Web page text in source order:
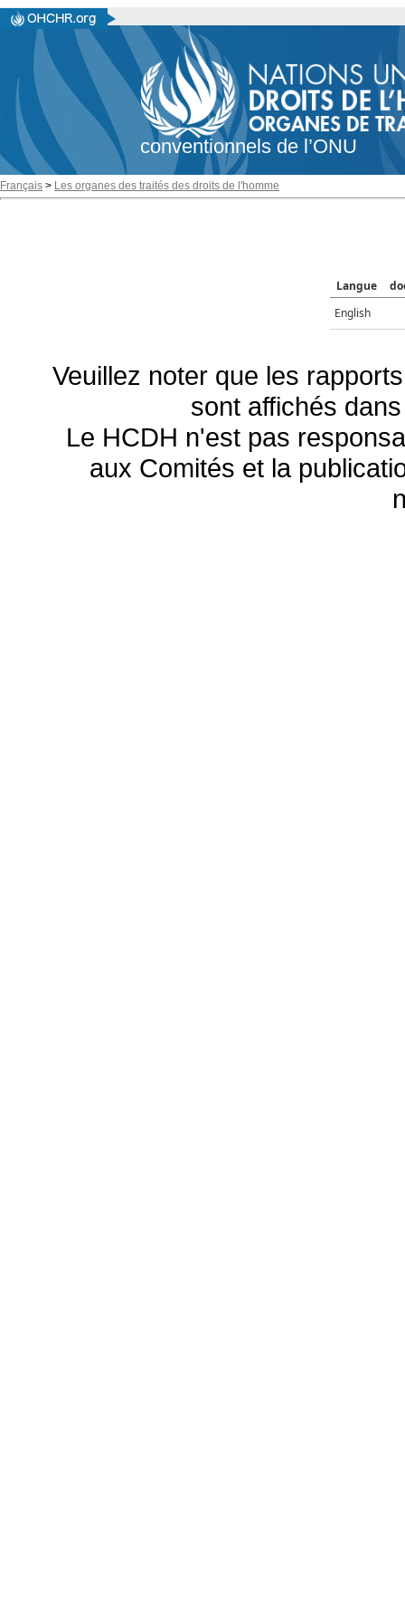
conventionnels de l’ONU
Français > Les organes des traités des droits de l'homme
Langue
English
Veuillez noter que les
sont affichés
Le HCDH n'est pas
aux Comités et la